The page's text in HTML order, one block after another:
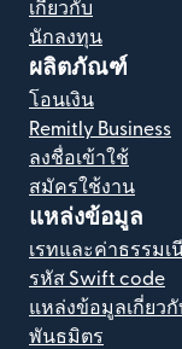
เกี่ยวกับ
นักลงทุน
ผลิตภัณฑ์
โอนเงิน
Remitly Business
ลงชื่อเข้าใช้
สมัครใช้งาน
แหล่งข้อมูล
เรทและค่าธรรมเ
รหัส Swift code
แหล่งข้อมูลเกี่ยว
พันธมิตร